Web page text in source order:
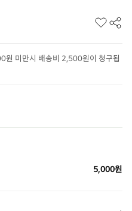
원 미만시 배송비 2,500원이 청구됩
5,000원